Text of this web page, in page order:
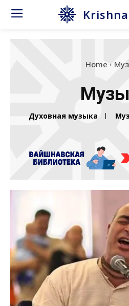
Home
Духовная музыка